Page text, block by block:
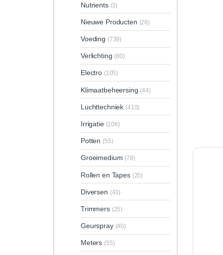
Nutrients (3)
Nieuwe Producten (28)
Voeding (739)
Verlichting (80)
Electro (105)
Klimaatbeheersing (44)
Luchttechniek (410)
Irrigatie (106)
Potten (55)
Groeimedium (78)
Rollen en Tapes (25)
Diversen (43)
Trimmers (25)
Geurspray (40)
Meters (55)